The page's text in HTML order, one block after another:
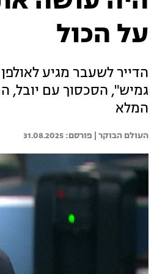
על הכול
הדייר לשעבר מגיע
גמיש", הסכסוך עם יובל,
המלא
העולם הבוקר | 31.08.2025